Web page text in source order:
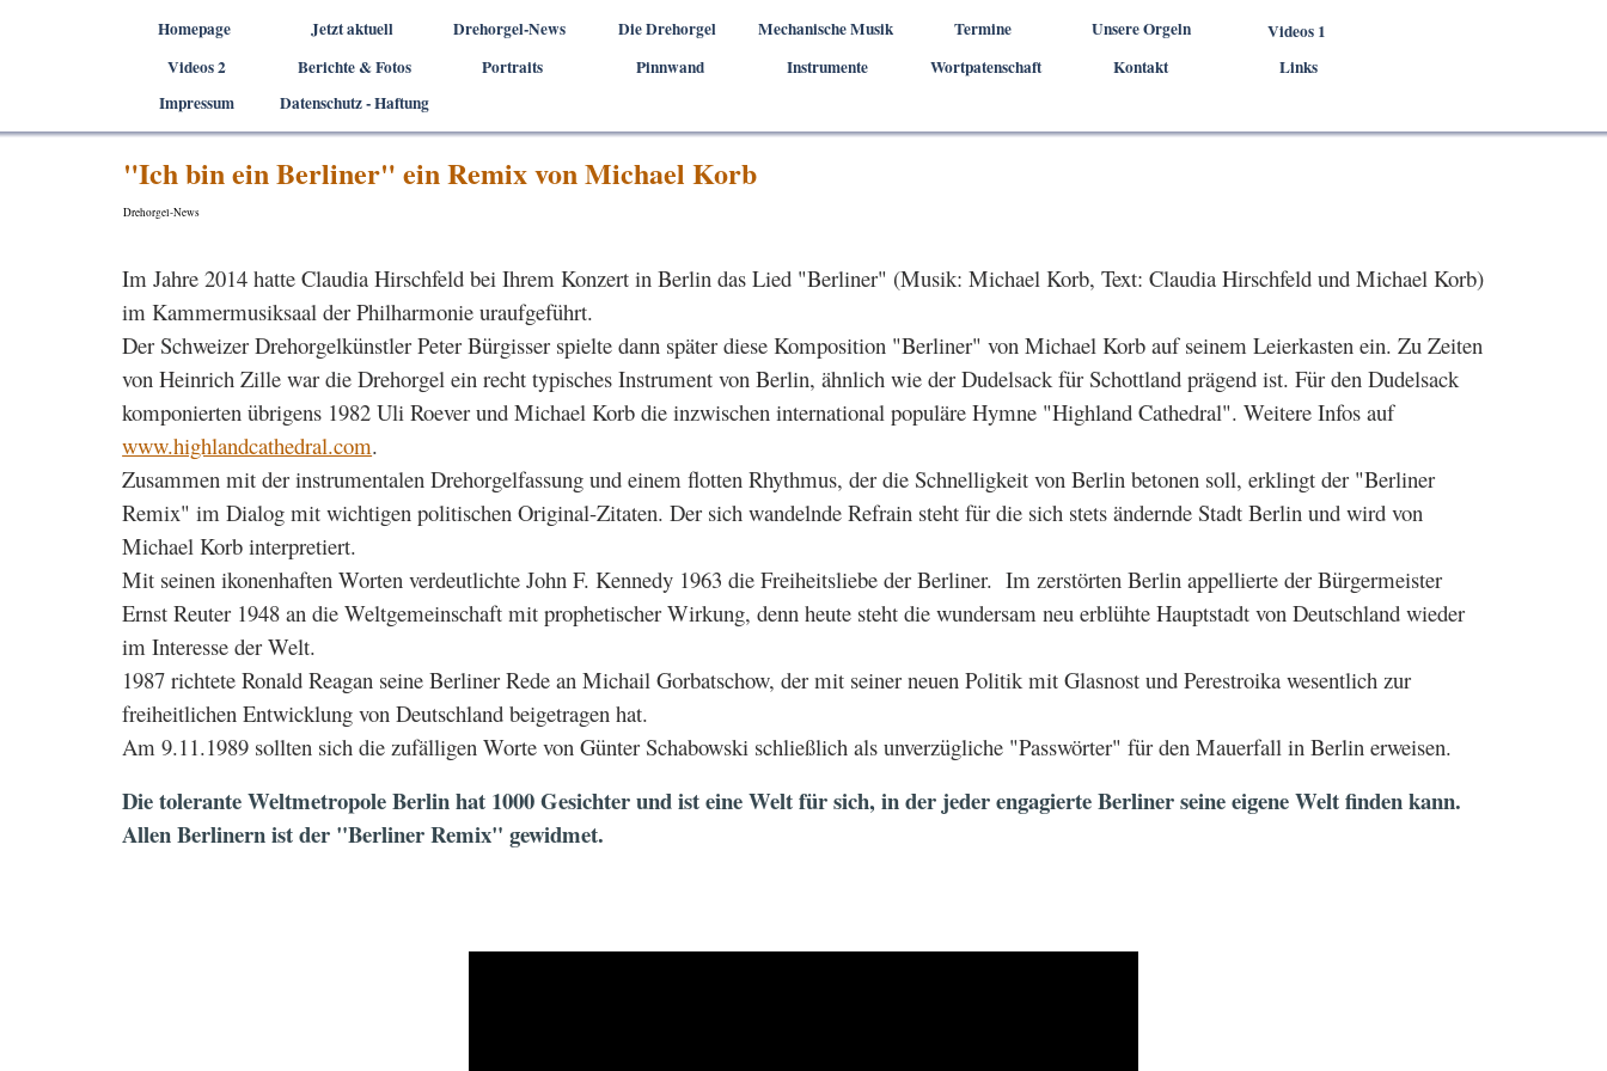
Menü überspringen
Homepage Jetzt aktuell Drehorgel-News ▼
Die Drehorgel ▼
Mechanische Musik ▼
Termine ▼
Unsere Orgeln Videos 1
Videos 2
▼
Berichte & Fotos ▼
Portraits ▼
Pinnwand ▼
Instrumente ▼
Wortpatenschaft Kontakt
Links
Impressum
Datenschutz - Haftung
"Ich bin ein Berliner" ein Remix von Michael Korb
Drehorgel-News
Im Jahre 2014 hatte Claudia Hirschfeld bei Ihrem Konzert in Berlin das Lied "Berliner" (Musik: Michael Korb, Text: Claudia Hirschfeld und Michael Korb)
im Kammermusiksaal der Philharmonie uraufgeführt.
Der Schweizer Drehorgelkünstler Peter Bürgisser spielte dann später diese Komposition "Berliner" von Michael Korb auf seinem Leierkasten ein. Zu Zeiten
von Heinrich Zille war die Drehorgel ein recht typisches Instrument von Berlin, ähnlich wie der Dudelsack für Schottland prägend ist. Für den Dudelsack
komponierten übrigens 1982 Uli Roever und Michael Korb die inzwischen international populäre Hymne "Highland Cathedral". Weitere Infos auf
www.highlandcathedral.com.
Zusammen mit der instrumentalen Drehorgelfassung und einem flotten Rhythmus, der die Schnelligkeit von Berlin betonen soll, erklingt der "Berliner
Remix" im Dialog mit wichtigen politischen Original-Zitaten. Der sich wandelnde Refrain steht für die sich stets ändernde Stadt Berlin und wird von
Michael Korb interpretiert.
Mit seinen ikonenhaften Worten verdeutlichte John F. Kennedy 1963 die Freiheitsliebe der Berliner. Im zerstörten Berlin appellierte der Bürgermeister
Ernst Reuter 1948 an die Weltgemeinschaft mit prophetischer Wirkung, denn heute steht die wundersam neu erblühte Hauptstadt von Deutschland wieder
im Interesse der Welt.
1987 richtete Ronald Reagan seine Berliner Rede an Michail Gorbatschow, der mit seiner neuen Politik mit Glasnost und Perestroika wesentlich zur
freiheitlichen Entwicklung von Deutschland beigetragen hat.
Am 9.11.1989 sollten sich die zufälligen Worte von Günter Schabowski schließlich als unverzügliche "Passwörter" für den Mauerfall in Berlin erweisen.
Die tolerante Weltmetropole Berlin hat 1000 Gesichter und ist eine Welt für sich, in der jeder engagierte Berliner seine eigene Welt finden kann.
Allen Berlinern ist der "Berliner Remix" gewidmet.